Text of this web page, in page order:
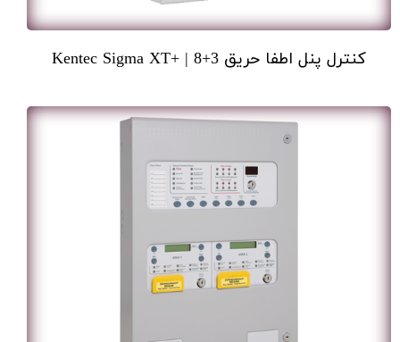
کنترل پنل اطفا حریق 3+8 | +Kentec Sigma XT